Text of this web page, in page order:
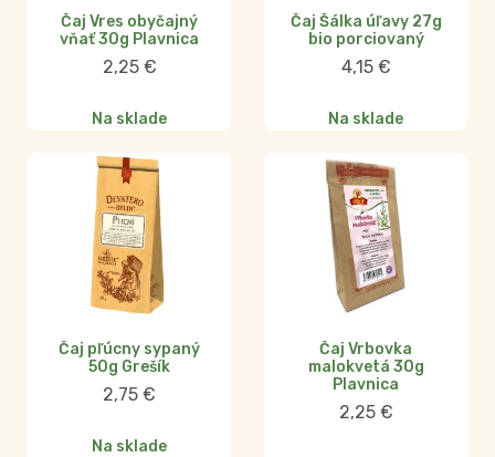
Čaj Vres obyčajný
vňať 30g Plavnica
2,25 €
Na sklade
Čaj Šálka úľavy 27g
bio porciovaný
4,15 €
Na sklade
Čaj pľúcny sypaný
50g Grešík
2,75 €
Na sklade
Čaj Vrbovka
malokvetá 30g
Plavnica
2,25 €